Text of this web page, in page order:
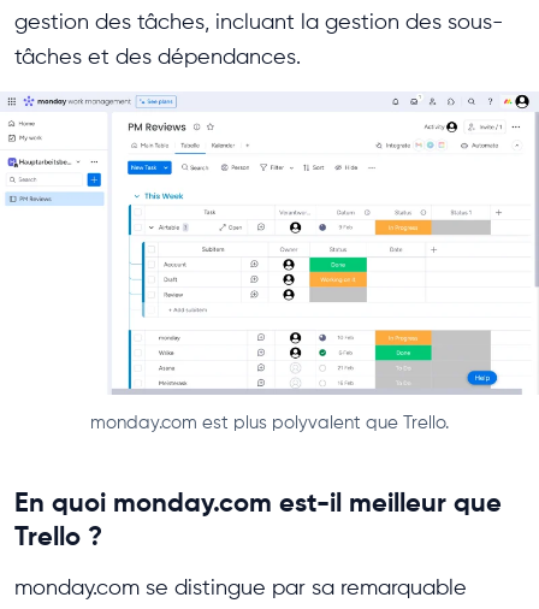
gestion des tâches, incluant la gestion des sous-
tâches et des dépendances.
monday.com est plus polyvalent que Trello.
En quoi monday.com est-il meilleur que
Trello ?
monday.com se distingue par sa remarquable